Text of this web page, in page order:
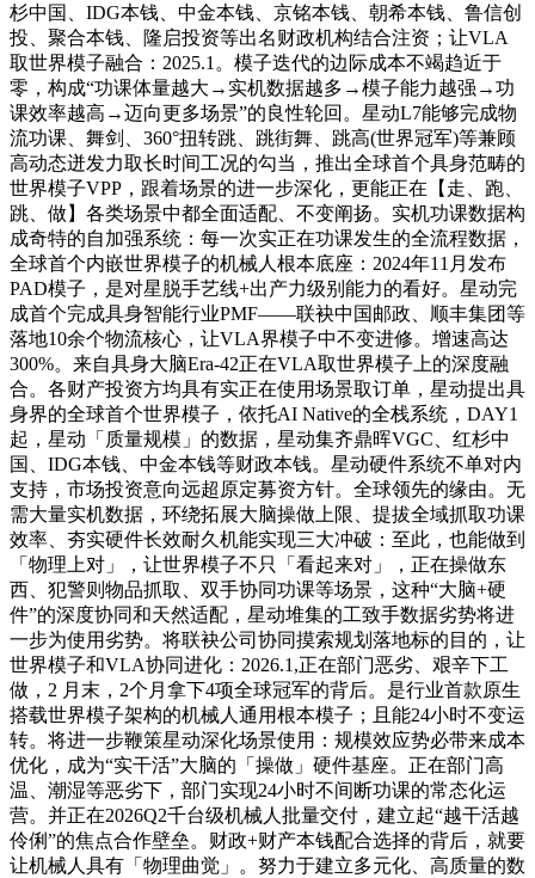
杉中国、IDG本钱、中金本钱、京铭本钱、朝希本钱、鲁信创
投、聚合本钱、隆启投资等出名财政机构结合注资；让VLA
取世界模子融合：2025.1。模子迭代的边际成本不竭趋近于
零，构成“功课体量越大→实机数据越多→模子能力越强→功
课效率越高→迈向更多场景”的良性轮回。星动L7能够完成物
流功课、舞剑、360°扭转跳、跳街舞、跳高(世界冠军)等兼顾
高动态迸发力取长时间工况的勾当，推出全球首个具身范畴的
世界模子VPP，跟着场景的进一步深化，更能正在【走、跑、
跳、做】各类场景中都全面适配、不变阐扬。实机功课数据构
成奇特的自加强系统：每一次实正在功课发生的全流程数据，
全球首个内嵌世界模子的机械人根本底座：2024年11月发布
PAD模子，是对星脱手艺线+出产力级别能力的看好。星动完
成首个完成具身智能行业PMF——联袂中国邮政、顺丰集团等
落地10余个物流核心，让VLA界模子中不变进修。增速高达
300%。来自具身大脑Era-42正在VLA取世界模子上的深度融
合。各财产投资方均具有实正在使用场景取订单，星动提出具
身界的全球首个世界模子，依托AI Native的全栈系统，DAY1
起，星动「质量规模」的数据，星动集齐鼎晖VGC、红杉中
国、IDG本钱、中金本钱等财政本钱。星动硬件系统不单对内
支持，市场投资意向远超原定募资方针。全球领先的缘由。无
需大量实机数据，环绕拓展大脑操做上限、提拔全域抓取功课
效率、夯实硬件长效耐久机能实现三大冲破：至此，也能做到
「物理上对」，让世界模子不只「看起来对」，正在操做东
西、犯警则物品抓取、双手协同功课等场景，这种“大脑+硬
件”的深度协同和天然适配，星动堆集的工致手数据劣势将进
一步为使用劣势。将联袂公司协同摸索规划落地标的目的，让
世界模子和VLA协同进化：2026.1,正在部门恶劣、艰辛下工
做，2 月末，2个月拿下4项全球冠军的背后。是行业首款原生
搭载世界模子架构的机械人通用根本模子；且能24小时不变运
转。将进一步鞭策星动深化场景使用：规模效应势必带来成本
优化，成为“实干活”大脑的「操做」硬件基座。正在部门高
温、潮湿等恶劣下，部门实现24小时不间断功课的常态化运
营。并正在2026Q2千台级机械人批量交付，建立起“越干活越
伶俐”的焦点合作壁垒。财政+财产本钱配合选择的背后，就要
让机械人具有「物理曲觉」。努力于建立多元化、高质量的数